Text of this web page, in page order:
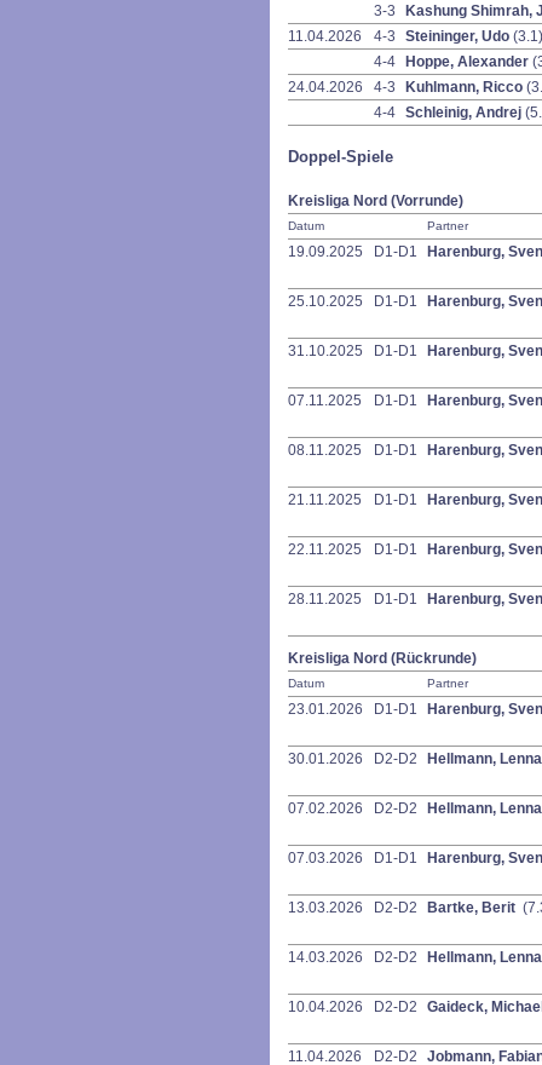
3-3
Kashung Shimrah,
11.04.2026
4-3 Steininger, Udo (3.1)
4-4
Hoppe, Alexander
24.04.2026
4-3 Kuhlmann, Ricco
4-4 Schleinig, Andrej
Doppel-Spiele
Kreisliga Nord (Vorrunde)
Datum Partner
19.09.2025 D1-D1 Harenburg,
25.10.2025 D1-D1 Harenburg,
31.10.2025 D1-D1 Harenburg,
07.11.2025 D1-D1 Harenburg,
08.11.2025 D1-D1 Harenburg,
21.11.2025 D1-D1 Harenburg,
22.11.2025 D1-D1 Harenburg,
28.11.2025 D1-D1 Harenburg,
Kreisliga Nord (Rückrunde)
Datum Partner
23.01.2026 D1-D1 Harenburg,
30.01.2026 D2-D2 Hellmann,
07.02.2026 D2-D2 Hellmann,
07.03.2026 D1-D1 Harenburg,
13.03.2026 D2-D2 Bartke, Berit
14.03.2026 D2-D2 Hellmann,
10.04.2026 D2-D2 Gaideck,
11.04.2026 D2-D2 Jobmann,